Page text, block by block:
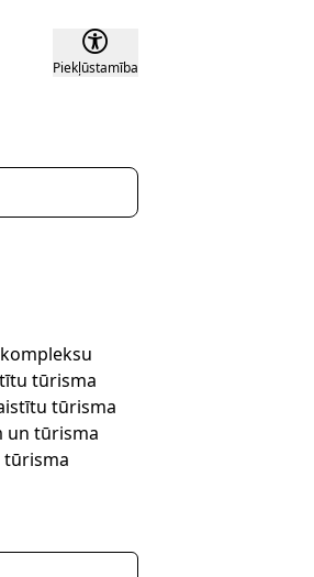
Piekļūstamība
tūrisma
tūrisma
un tūrisma
tūrisma